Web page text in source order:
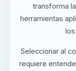
transforma
herramientas
Seleccionar al
requiere